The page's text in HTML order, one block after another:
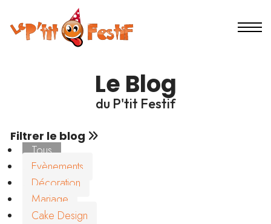
Le Blog
du P'tit Festif
Filtrer le blog
Tous
Evènements
Décoration
Mariage
Cake Design